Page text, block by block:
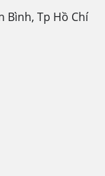
Bình, Tp Hồ Chí